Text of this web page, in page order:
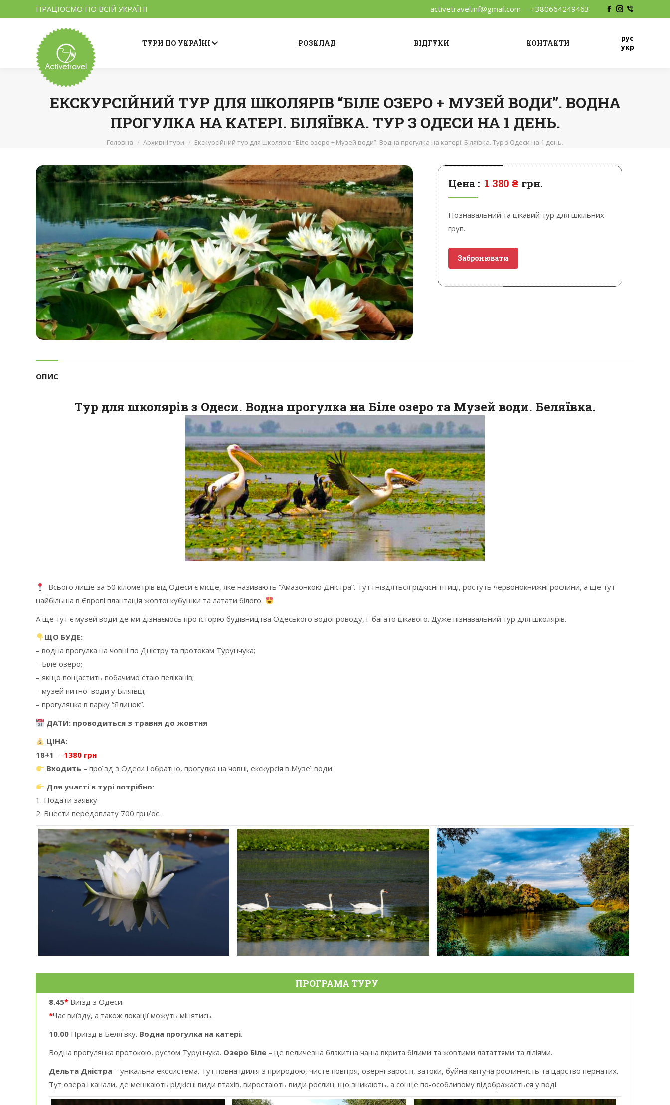
ПРАЦЮЄМО ПО ВСІЙ УКРАЇНІ activetravel.inf@gmail.com +380664249463 Facebook
Instagram
Viber
ТУРИ ПО УКРАЇНІ РОЗКЛАД ВІДГУКИ КОНТАКТИ
рус
укр
ЕКСКУРСІЙНИЙ ТУР ДЛЯ ШКОЛЯРІВ “БІЛЕ ОЗЕРО + МУЗЕЙ ВОДИ”. ВОДНА
ПРОГУЛКА НА КАТЕРІ. БІЛЯЇВКА. ТУР З ОДЕСИ НА 1 ДЕНЬ.
Головна Архивні тури Екскурсійний тур для школярів “Біле озеро + Музей води”. Водна прогулка на катері. Біляївка. Тур з Одеси на 1 день.
Цена : 1 380 ₴ грн.
Познавальний та цікавий тур для шкільних
груп.
Забронювати
ОПИС
Тур для школярів з Одеси. Водна прогулка на Біле озеро та Музей води. Беляївка.
Всього лише за 50 кілометрів від Одеси є місце, яке називають “Амазонкою Дністра”. Тут гніздяться рідкісні птиці, ростуть червонокнижні рослини, а ще тут
найбільша в Європі плантація жовтої кубушки та латати білого
А ще тут є музей води де ми дізнаємось про історію будівництва Одеського водопроводу, і багато цікавого. Дуже пізнавальний тур для школярів.
ЩО БУДЕ:
– водна прогулка на човні по Дністру та протокам Турунчука;
– Біле озеро;
– якщо пощастить побачимо стаю пеліканів;
– музей питної води у Біляївці;
– прогулянка в парку “Ялинок”.
ДАТИ: проводиться з травня до жовтня
ЦІНА:
18+1 – 1380 грн
Входить – проїзд з Одеси і обратно, прогулка на човні, екскурсія в Музеї води.
Для участі в турі потрібно:
1. Подати заявку
2. Внести передоплату 700 грн/ос.
ПРОГРАМА ТУРУ
8.45* Виїзд з Одеси.
*Час виїзду, а також локації можуть мінятись.
10.00 Приїзд в Беляївку. Водна прогулка на катері.
Водна прогулянка протокою, руслом Турунчука. Озеро Біле – це величезна блакитна чаша вкрита білими та жовтими лататтями та ліліями.
Дельта Дністра – унікальна екосистема. Тут повна ідилія з природою, чисте повітря, озерні зарості, затоки, буйна квітуча рослинність та царство пернатих.
Тут озера і канали, де мешкають рідкісні види птахів, виростають види рослин, що зникають, а сонце по-особливому відображається у воді.